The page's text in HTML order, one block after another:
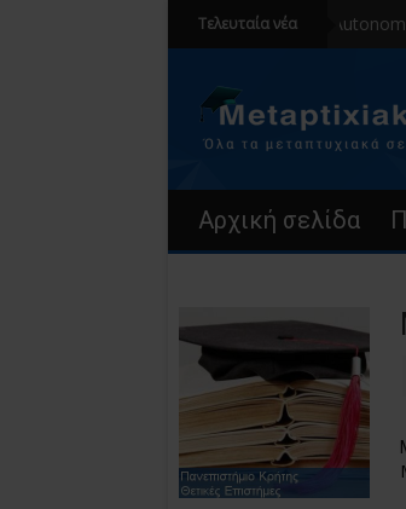
Τελευταία νέα
«Aerial Autonomous
Αρχική σελίδα